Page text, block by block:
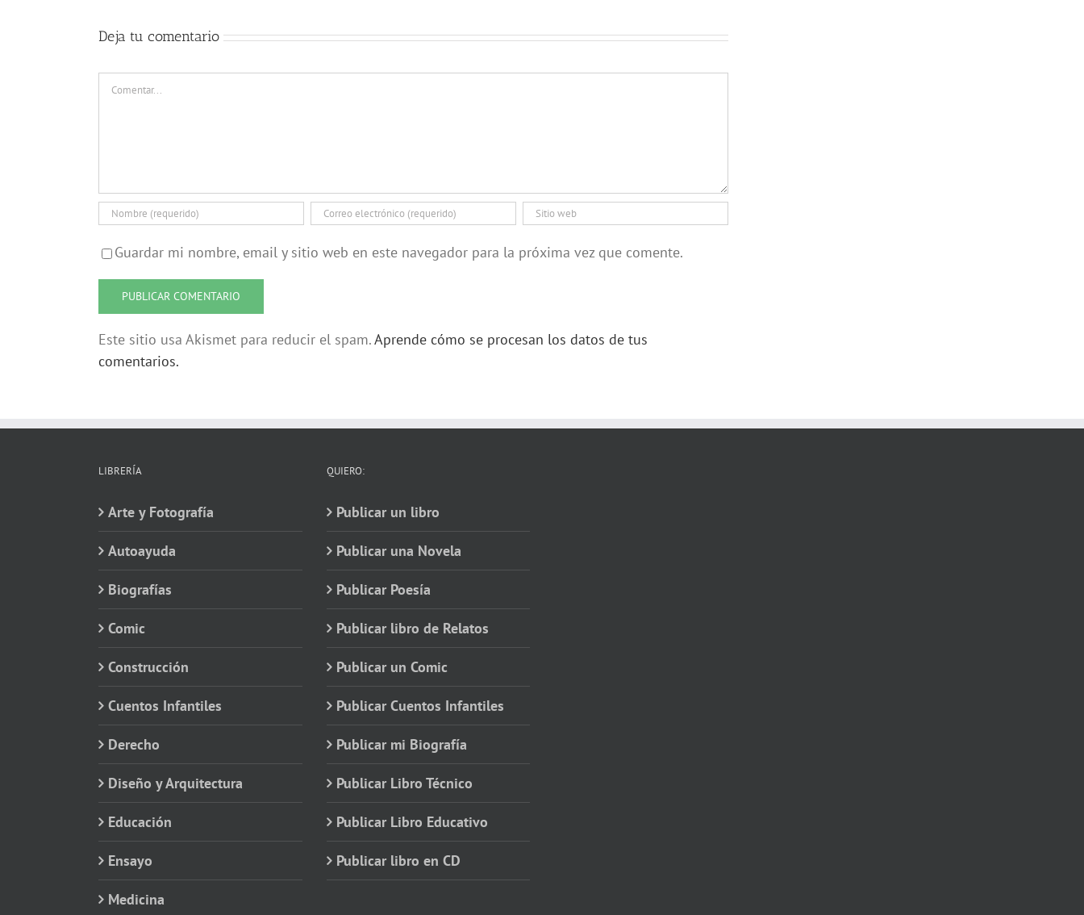
Deja tu comentario
Comentar
Guardar mi nombre, email y sitio web en este navegador para la próxima vez que comente.
Este sitio usa Akismet para reducir el spam.Aprende cómo se procesan los datos de tus
comentarios.
LIBRERÍA
Arte y Fotografía
Autoayuda
Biografías
Comic
Construcción
Cuentos Infantiles
Derecho
Diseño y Arquitectura
Educación
Ensayo
Medicina
QUIERO:
Publicar un libro
Publicar una Novela
Publicar Poesía
Publicar libro de Relatos
Publicar un Comic
Publicar Cuentos Infantiles
Publicar mi Biografía
Publicar Libro Técnico
Publicar Libro Educativo
Publicar libro en CD